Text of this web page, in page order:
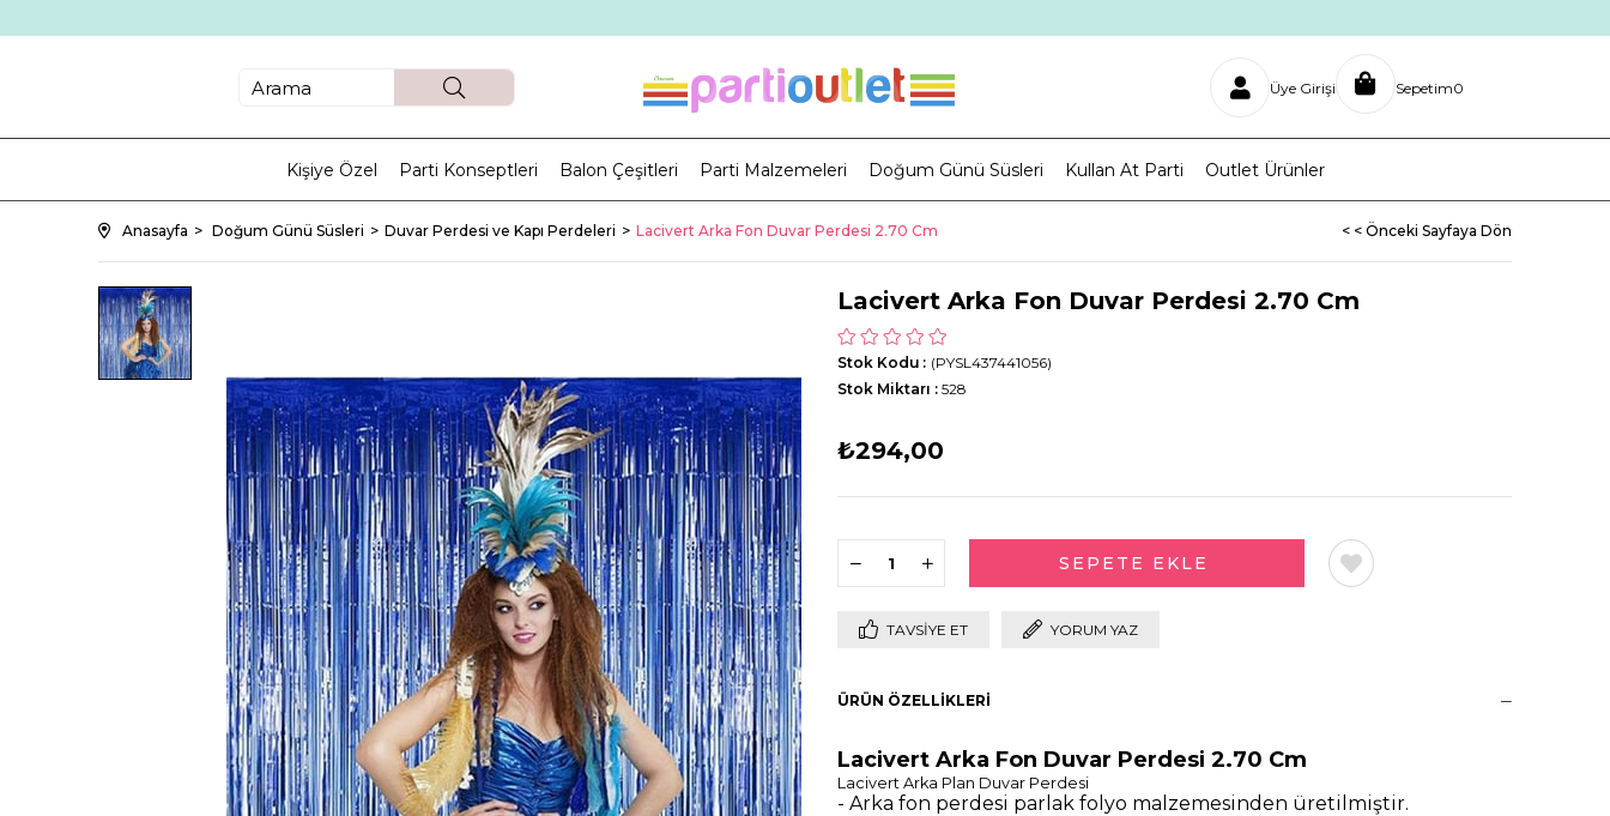
Üye Girişi Sepetim0
Kişiye Özel Parti Konseptleri Balon Çeşitleri Parti Malzemeleri Doğum Günü Süsleri Kullan At Parti Outlet Ürünler
Anasayfa Doğum Günü Süsleri Duvar Perdesi ve Kapı Perdeleri Lacivert Arka Fon Duvar Perdesi 2.70 Cm < < Önceki Sayfaya Dön
Lacivert Arka Fon Duvar Perdesi 2.70 Cm
(PYSL437441056)
Stok Kodu
Stok Miktarı : 528
₺294,00
TAVSIYE ET YORUM YAZ
ÜRÜN ÖZELLIKLERI
Lacivert Arka Fon Duvar Perdesi 2.70 Cm
Lacivert Arka Plan Duvar Perdesi
- Arka fon perdesi parlak folyo malzemesinden üretilmiştir.